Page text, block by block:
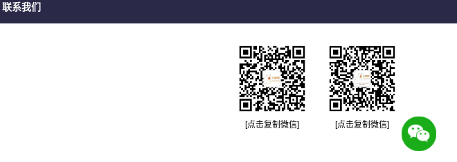
联系我们
[点击复制微信] [点击复制微信]